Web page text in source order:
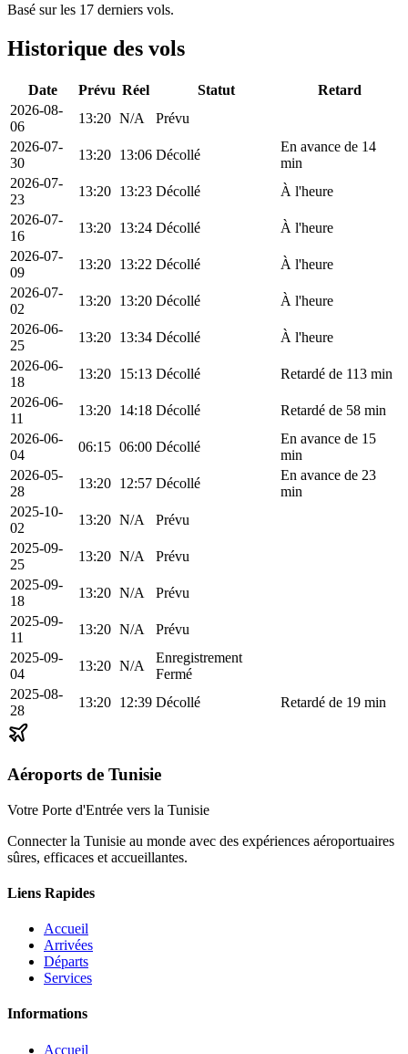
Basé sur les 17 derniers vols.
Historique des vols
Date Prévu Réel Statut
Retard
2026-08-
06
13:20 N/A
Prévu
2026-07-
30
13:20 13:06 Décollé
En avance de 14
min
2026-07-
23
13:20 13:23 Décollé
À l'heure
2026-07-
16
13:20 13:24 Décollé
À l'heure
2026-07-
09
13:20 13:22 Décollé
À l'heure
2026-07-
02
13:20 13:20 Décollé
À l'heure
2026-06-
25
13:20 13:34 Décollé
À l'heure
2026-06-
18
13:20 15:13 Décollé
Retardé de 113 min
2026-06-
11
13:20 14:18 Décollé
Retardé de 58 min
2026-06-
04
06:15 06:00 Décollé
En avance de 15
min
2026-05-
28
13:20 12:57 Décollé
En avance de 23
min
2025-10-
02
13:20 N/A
Prévu
2025-09-
25
13:20 N/A
Prévu
2025-09-
18
13:20 N/A
Prévu
2025-09-
11
13:20 N/A
Prévu
2025-09-
04
13:20 N/A
Enregistrement
Fermé
2025-08-
28
13:20 12:39 Décollé Retardé de 19 min
Aéroports de Tunisie
Votre Porte d'Entrée vers la Tunisie
Connecter la Tunisie au monde avec des expériences aéroportuaires
sûres, efficaces et accueillantes.
Liens Rapides
Accueil
Arrivées
Départs
Services
Informations
Accueil